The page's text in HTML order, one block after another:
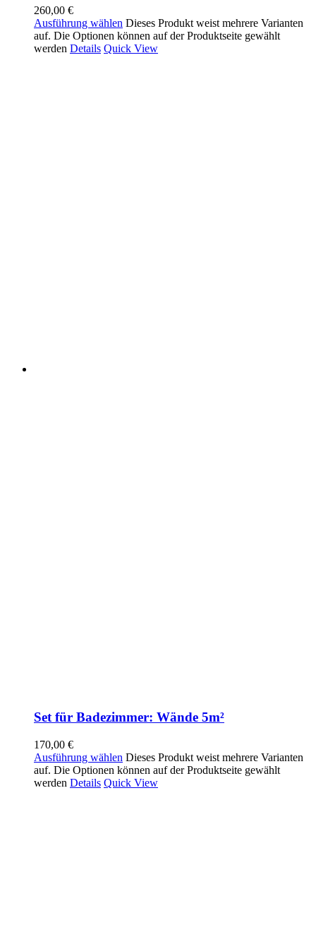
260,00 €
Ausführung wählen Dieses Produkt weist mehrere Varianten
auf. Die Optionen können auf der Produktseite gewählt
werden Details Quick View
Set für Badezimmer: Wände 5m²
170,00 €
Ausführung wählen Dieses Produkt weist mehrere Varianten
auf. Die Optionen können auf der Produktseite gewählt
werden Details Quick View